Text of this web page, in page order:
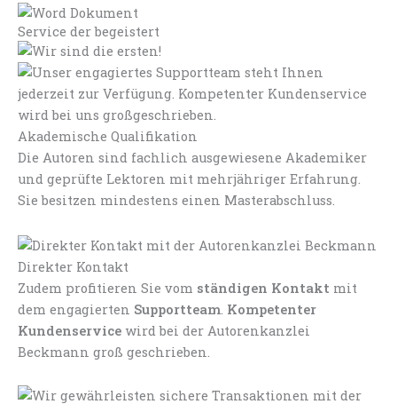
Service der begeistert
Akademische Qualifikation
Die Autoren sind fachlich ausgewiesene Akademiker
und geprüfte Lektoren mit mehrjähriger Erfahrung.
Sie besitzen mindestens einen Masterabschluss.
Direkter Kontakt
Zudem profitieren Sie vom ständigen Kontakt mit
dem engagierten Supportteam. Kompetenter
Kundenservice wird bei der Autorenkanzlei
Beckmann groß geschrieben.